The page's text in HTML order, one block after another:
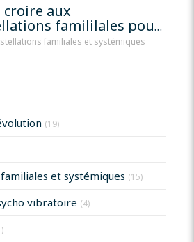
croire aux
famililales pour
fonctionnent?
familiales et systémiques
(19)
et systémiques (15)
vibratoire (4)